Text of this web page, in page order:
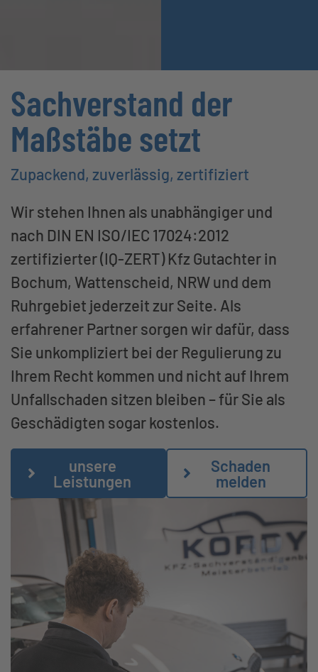
Sachverstand der
Maßstäbe setzt
Zupackend, zuverlässig, zertifiziert
Wir stehen Ihnen als unabhängiger und
nach DIN EN ISO/IEC 17024:2012
zertifizierter (IQ-ZERT) Kfz Gutachter in
Bochum, Wattenscheid, NRW und dem
Ruhrgebiet jederzeit zur Seite. Als
erfahrener Partner sorgen wir dafür, dass
Sie unkompliziert bei der Regulierung zu
Ihrem Recht kommen und nicht auf Ihrem
Unfallschaden sitzen bleiben – für Sie als
Geschädigten sogar kostenlos.
unsere
Leistungen
Schaden
melden